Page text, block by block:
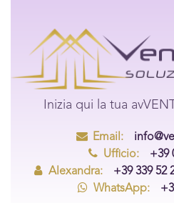
Inizia qui la tua
Email:
Ufficio:
+39
Alexandra:
+39 339 52
WhatsApp: